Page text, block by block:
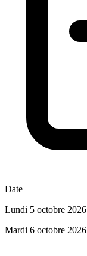
Date
Lundi 5 octobre 2026
Mardi 6 octobre 2026